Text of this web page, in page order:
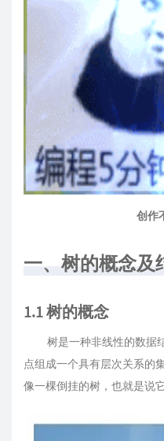
创作
一、树的概念及
1.1 树的概念
树是一种非线性的数据结
点组成一个具有层次关系的
像一棵倒挂的树，也就是说